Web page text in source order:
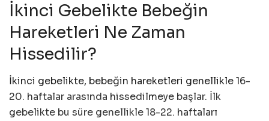
İkinci Gebelikte Bebeğin
Hareketleri Ne Zaman
Hissedilir?
İkinci gebelikte, bebeğin hareketleri genellikle16-
20. haftalar arasında hissedilmeye başlar. İlk
gebelikte bu süre genellikle 18-22. haftaları